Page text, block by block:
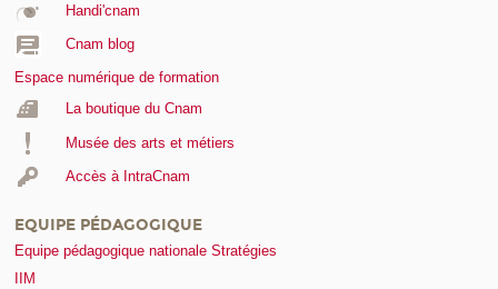
Handi'cnam
Cnam blog
Espace numérique de formation
La boutique du Cnam
Musée des arts et métiers
Accès à IntraCnam
EQUIPE PÉDAGOGIQUE
Equipe pédagogique nationale Stratégies
IIM